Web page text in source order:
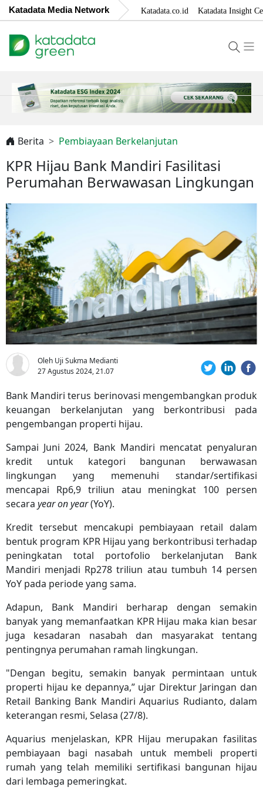
Katadata Media Network Katadata.co.id Katadata Insight
Berita Pembiayaan Berkelanjutan
KPR Hijau Bank Mandiri Fasilitasi
Perumahan Berwawasan Lingkungan
Oleh Uji Sukma Medianti
27 Agustus 2024, 21.07
Bank Mandiri terus berinovasi mengembangkan produk
keuangan berkelanjutan yang berkontribusi pada
pengembangan properti hijau.
Sampai Juni 2024, Bank Mandiri mencatat penyaluran
kredit untuk kategori bangunan berwawasan
lingkungan yang memenuhi standar/sertifikasi
mencapai Rp6,9 triliun atau meningkat 100 persen
secara year on year(YoY).
Kredit tersebut mencakupi pembiayaan retail dalam
bentuk program KPR Hijau yang berkontribusi terhadap
peningkatan total portofolio berkelanjutan Bank
Mandiri menjadi Rp278 triliun atau tumbuh 14 persen
YoY pada periode yang sama.
Adapun, Bank Mandiri berharap dengan semakin
banyak yang memanfaatkan KPR Hijau maka kian besar
juga kesadaran nasabah dan masyarakat tentang
pentingnya perumahan ramah lingkungan.
"Dengan begitu, semakin banyak permintaan untuk
properti hijau ke depannya,” ujar Direktur Jaringan dan
Retail Banking Bank Mandiri Aquarius Rudianto, dalam
keterangan resmi, Selasa (27/8).
Aquarius menjelaskan, KPR Hijau merupakan fasilitas
pembiayaan bagi nasabah untuk membeli properti
rumah yang telah memiliki sertifikasi bangunan hijau
dari lembaga pemeringkat.